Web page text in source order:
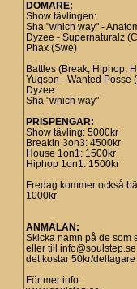
DOMARE:
Show tävlingen:
Sha "which way" -
Dyzee - Supernaturalz
Phax (Swe)
Battles (Break, Hiphop,
Yugson - Wanted Posse
Dyzee
Sha "which way"
PRISPENGAR:
Show tävling: 5000kr
Breakin 3on3: 4500kr
House 1on1: 1500kr
Hiphop 1on1: 1500kr
Fredag kommer också
1000kr
ANMÄLAN:
Skicka namn på de som
eller till info@soulstep.se
det kostar 50kr/deltagare
För mer info: